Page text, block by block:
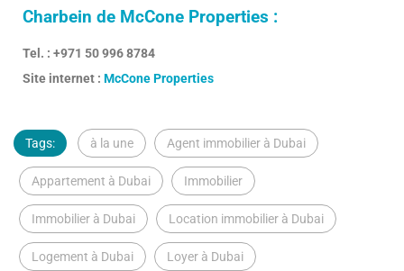
Charbein de McCone Properties :
Tel. : +971 50 996 8784
Site internet : McCone Properties
Tags: à la une Agent immobilier à Dubai
Appartement à Dubai Immobilier
Immobilier à Dubai Location immobilier à Dubai
Logement à Dubai Loyer à Dubai